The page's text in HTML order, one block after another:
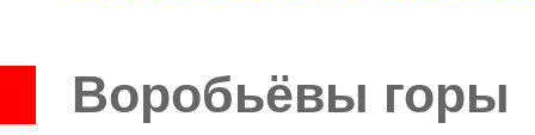
Воробьёвы горы